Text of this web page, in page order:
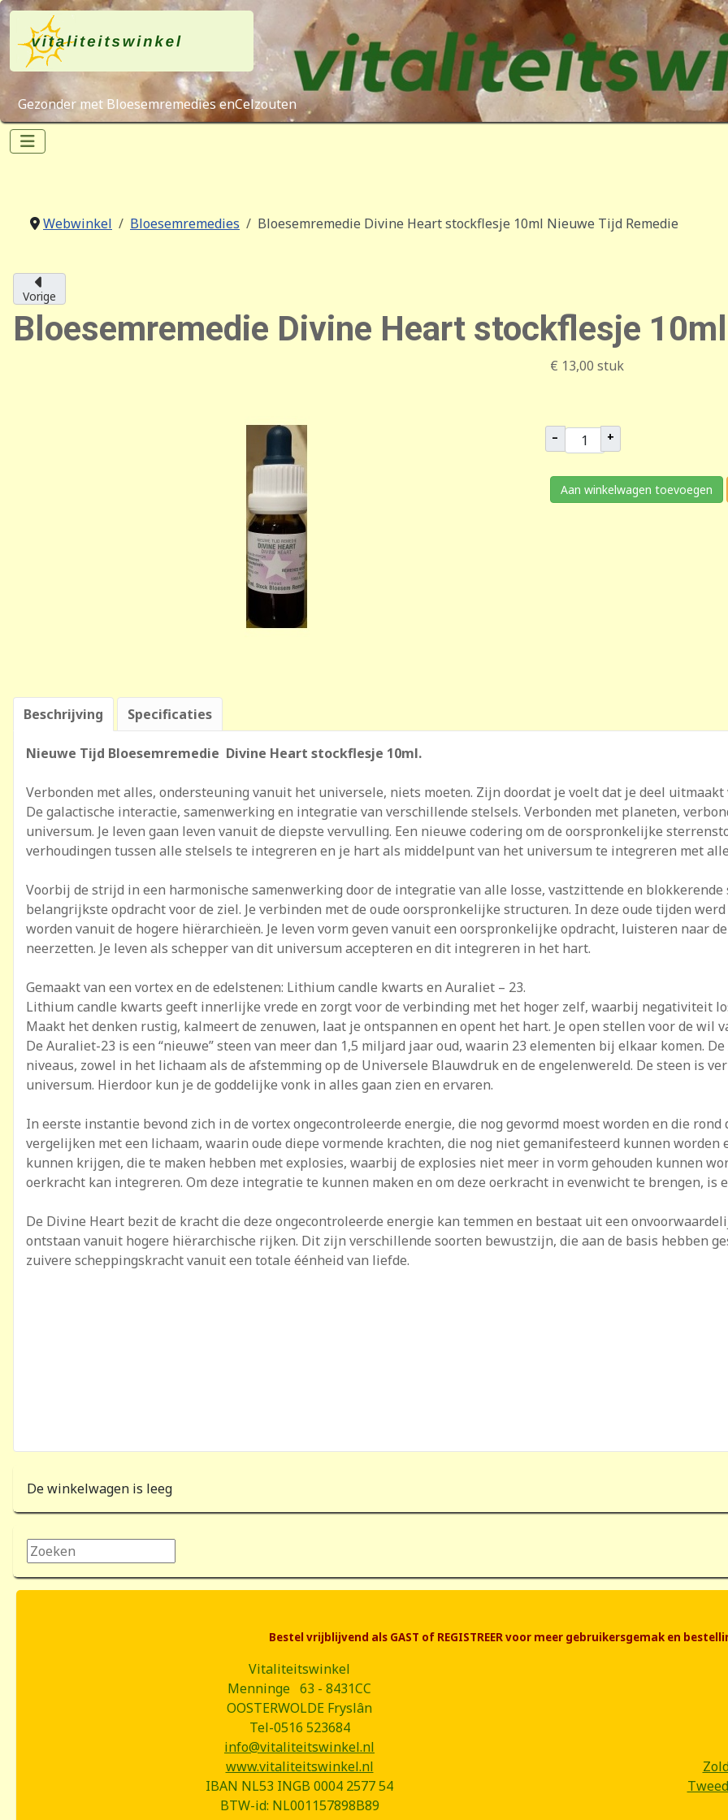
Gezonder met Bloesemremedies enCelzouten
Webwinkel Bloesemremedies Bloesemremedie Divine Heart stockflesje 10ml Nieuwe Tijd Remedie
Vorige
Bloesemremedie Divine Heart stockflesje
€ 13,00 stuk
– +
Aan winkelwagen toevoegen
Beschrijving Specificaties
Nieuwe Tijd Bloesemremedie Divine Heart stockflesje 10ml.
Verbonden met alles, ondersteuning vanuit het universele, niets moeten. Zijn doordat je voelt dat je deel
De galactische interactie, samenwerking en integratie van verschillende stelsels. Verbonden met planeten,
universum. Je leven gaan leven vanuit de diepste vervulling. Een nieuwe codering om de oorspronkelijke
verhoudingen tussen alle stelsels te integreren en je hart als middelpunt van het universum te integreren met
Voorbij de strijd in een harmonische samenwerking door de integratie van alle losse, vastzittende en
belangrijkste opdracht voor de ziel. Je verbinden met de oude oorspronkelijke structuren. In deze oude tijden
worden vanuit de hogere hiërarchieën. Je leven vorm geven vanuit een oorspronkelijke opdracht, luisteren naar
neerzetten. Je leven als schepper van dit universum accepteren en dit integreren in het hart.
Gemaakt van een vortex en de edelstenen: Lithium candle kwarts en Auraliet – 23.
Lithium candle kwarts geeft innerlijke vrede en zorgt voor de verbinding met het hoger zelf, waarbij negativiteit
Maakt het denken rustig, kalmeert de zenuwen, laat je ontspannen en opent het hart. Je open stellen voor de wil
De Auraliet-23 is een “nieuwe” steen van meer dan 1,5 miljard jaar oud, waarin 23 elementen bij elkaar komen.
niveaus, zowel in het lichaam als de afstemming op de Universele Blauwdruk en de engelenwereld. De steen is
universum. Hierdoor kun je de goddelijke vonk in alles gaan zien en ervaren.
In eerste instantie bevond zich in de vortex ongecontroleerde energie, die nog gevormd moest worden en die
vergelijken met een lichaam, waarin oude diepe vormende krachten, die nog niet gemanifesteerd kunnen worden
kunnen krijgen, die te maken hebben met explosies, waarbij de explosies niet meer in vorm gehouden kunnen
oerkracht kan integreren. Om deze integratie te kunnen maken en om deze oerkracht in evenwicht te brengen, is
De Divine Heart bezit de kracht die deze ongecontroleerde energie kan temmen en bestaat uit een
ontstaan vanuit hogere hiërarchische rijken. Dit zijn verschillende soorten bewustzijn, die aan de basis hebben
zuivere scheppingskracht vanuit een totale éénheid van liefde.
De winkelwagen is leeg
Zoeken...
Bestel vrijblijvend als GAST of REGISTREER voor meer gebruikersgemak en
Vitaliteitswinkel
Menninge 63 - 8431CC
OOSTERWOLDE Fryslân
Tel-0516 523684
info@vitaliteitswinkel.nl
www.vitaliteitswinkel.nl
IBAN NL53 INGB 0004 2577 54
BTW-id: NL001157898B89